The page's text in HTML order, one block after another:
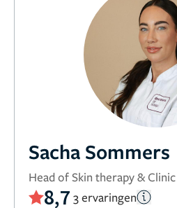
Sacha Sommers
Head of Skin therapy &
8,7 3 ervaringen